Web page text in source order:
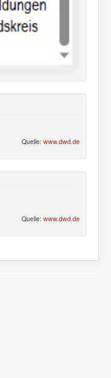
Quelle: www.dwd.de
Quelle: www.dwd.de